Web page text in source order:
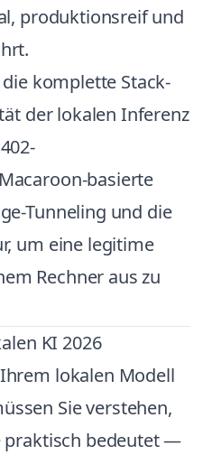
produktionsreif und
komplette Stack-
der lokalen Inferenz
basierte
Tunneling und die
um eine legitime
Rechner aus zu
KI 2026
lokalen Modell
Sie verstehen,
praktisch bedeutet —